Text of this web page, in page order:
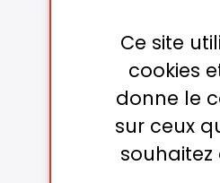
Ce site
cookies
donne le
sur ceux
souhaitez